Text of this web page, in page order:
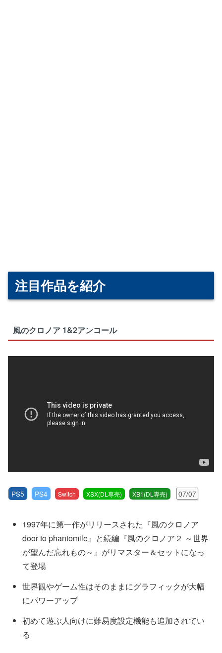
注目作品を紹介
風のクロノア 1&2アンコール
PS5 PS4 Switch XSX(DL専売) XB1(DL専売) 07/07
1997年に第一作がリリースされた『風のクロノア
door to phantomile』と続編『風のクロノア２ ～世界
が望んだ忘れもの～』がリマスター＆セットになっ
て登場
世界観やゲーム性はそのままにグラフィックが大幅
にパワーアップ
初めて遊ぶ人向けに難易度設定機能も追加されてい
る